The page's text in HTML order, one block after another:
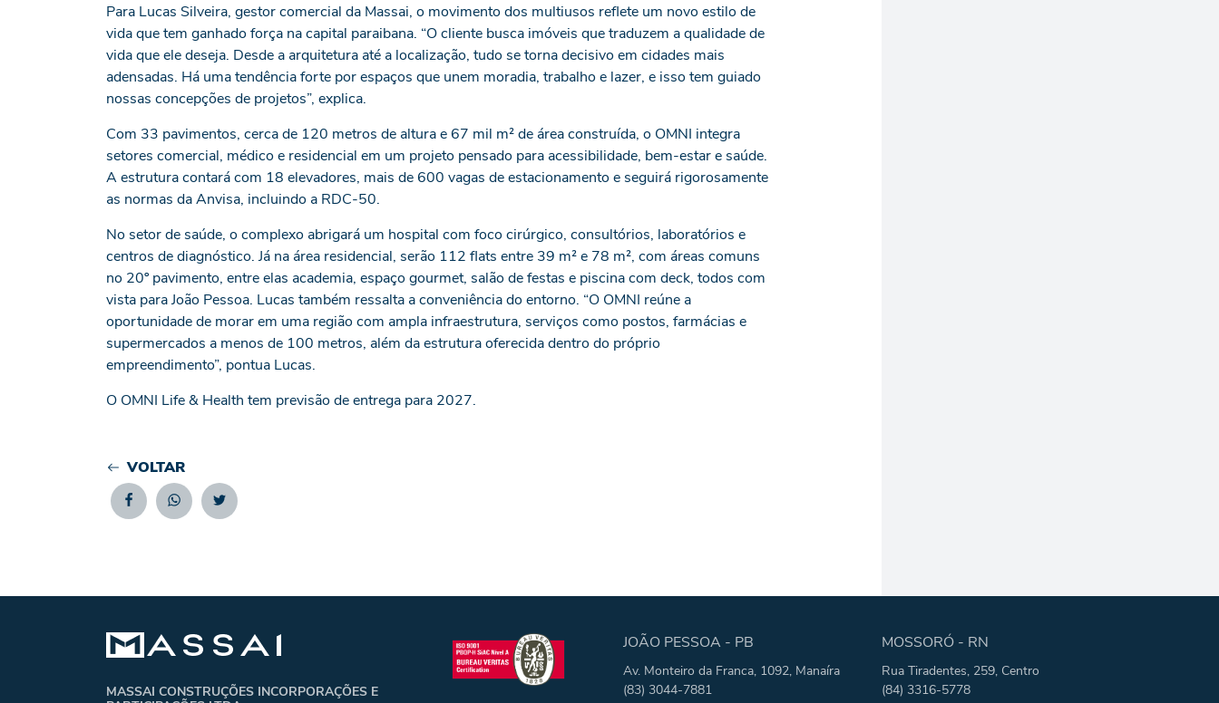
Para Lucas Silveira, gestor comercial da Massai, o movimento dos multiusos reflete um novo estilo de
vida que tem ganhado força na capital paraibana. “O cliente busca imóveis que traduzem a qualidade de
vida que ele deseja. Desde a arquitetura até a localização, tudo se torna decisivo em cidades mais
adensadas. Há uma tendência forte por espaços que unem moradia, trabalho e lazer, e isso tem guiado
nossas concepções de projetos”, explica.
Com 33 pavimentos, cerca de 120 metros de altura e 67 mil m² de área construída, o OMNI integra
setores comercial, médico e residencial em um projeto pensado para acessibilidade, bem-estar e saúde.
A estrutura contará com 18 elevadores, mais de 600 vagas de estacionamento e seguirá rigorosamente
as normas da Anvisa, incluindo a RDC-50.
No setor de saúde, o complexo abrigará um hospital com foco cirúrgico, consultórios, laboratórios e
centros de diagnóstico. Já na área residencial, serão 112 flats entre 39 m² e 78 m², com áreas comuns
no 20º pavimento, entre elas academia, espaço gourmet, salão de festas e piscina com deck, todos com
vista para João Pessoa. Lucas também ressalta a conveniência do entorno. “O OMNI reúne a
oportunidade de morar em uma região com ampla infraestrutura, serviços como postos, farmácias e
supermercados a menos de 100 metros, além da estrutura oferecida dentro do próprio
empreendimento”, pontua Lucas.
O OMNI Life & Health tem previsão de entrega para 2027.
VOLTAR
FacebookWhatsappTwitter
MASSAI CONSTRUÇÕES INCORPORAÇÕES E
JOÃO PESSOA - PB
Av. Monteiro da Franca, 1092, Manaíra
(83) 3044-7881
MOSSORÓ - RN
Rua Tiradentes, 259, Centro
(84) 3316-5778